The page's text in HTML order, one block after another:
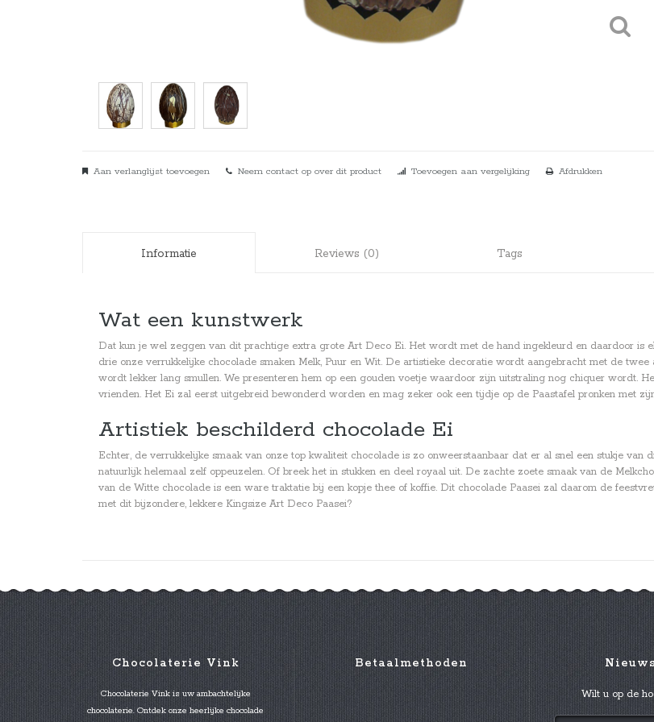
Aan verlanglijst toevoegen Neem contact op over dit product Toevoegen aan vergelijking Afdrukken
Informatie Reviews (0) Tags
Wat een kunstwerk
Dat kun je wel zeggen van dit prachtige extra grote Art Deco Ei. Het wordt met de hand ingekleurd en daardoor is
drie onze verrukkelijke chocolade smaken Melk, Puur en Wit. De artistieke decoratie wordt aangebracht met de
wordt lekker lang smullen. We presenteren hem op een gouden voetje waardoor zijn uitstraling nog chiquer wordt.
vrienden. Het Ei zal eerst uitgebreid bewonderd worden en mag zeker ook een tijdje op de Paastafel pronken met
Artistiek beschilderd chocolade Ei
Echter, de verrukkelijke smaak van onze top kwaliteit chocolade is zo onweerstaanbaar dat er al snel een stukje
natuurlijk helemaal zelf oppeuzelen. Of breek het in stukken en deel royaal uit. De zachte zoete smaak van de
van de Witte chocolade is een ware traktatie bij een kopje thee of koffie. Dit chocolade Paasei zal daarom de
met dit bijzondere, lekkere Kingsize Art Deco Paasei?
Chocolaterie Vink
Chocolaterie Vink is uw ambachtelijke
chocolaterie. Ontdek onze heerlijke chocolade
Betaalmethoden
Wilt u op de